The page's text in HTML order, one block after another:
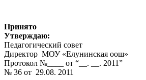
Утверждаю:
Педагогический
Директор МОУ «Елунинская оош»
Протокол №____ от “__.
№ 36 от 29.08. 2011